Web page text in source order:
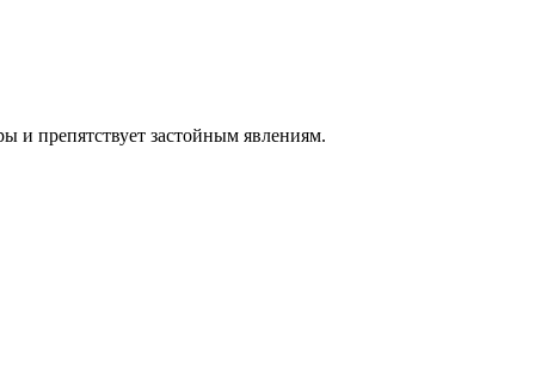
и препятствует застойным явлениям.